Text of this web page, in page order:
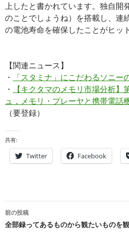
上したと書かれています。独自開
のことでしょうね）を搭載し、連
の電池寿命を確保したことがヒッ
【関連ニュース】
・
「スタミナ」にこだわるソニー
・
【キクタマのメモリ市場分析
ュ，メモリ・プレーヤと携帯電話
（要登録）
共有:
Twitter Facebook
投
稿
前の投稿
全部録ってあるものから観たいものを